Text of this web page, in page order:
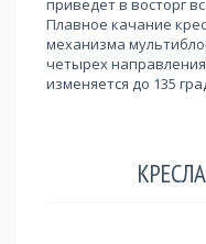
приведет в восторг
Плавное качание
механизма
четырех
изменяется до 135
КРЕСЛА